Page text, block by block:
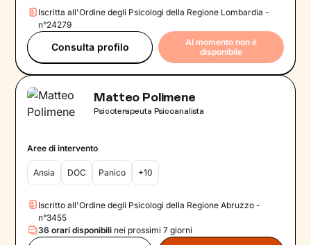
Iscritta all'Ordine degli Psicologi della Regione Lombardia -
n°24279
Consulta profilo
Al momento non è
disponibile
Matteo Polimene
Psicoterapeuta Psicoanalista
Aree di intervento
Ansia DOC Panico +10
Iscritto all'Ordine degli Psicologi della Regione Abruzzo -
n°3455
36 orari disponibili nei prossimi 7 giorni